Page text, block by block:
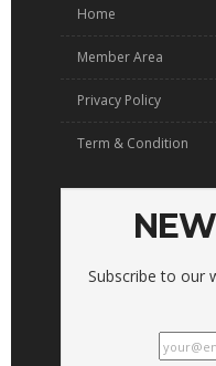
Home
Member Area
Privacy Policy
Term & Condition
Subscribe to our